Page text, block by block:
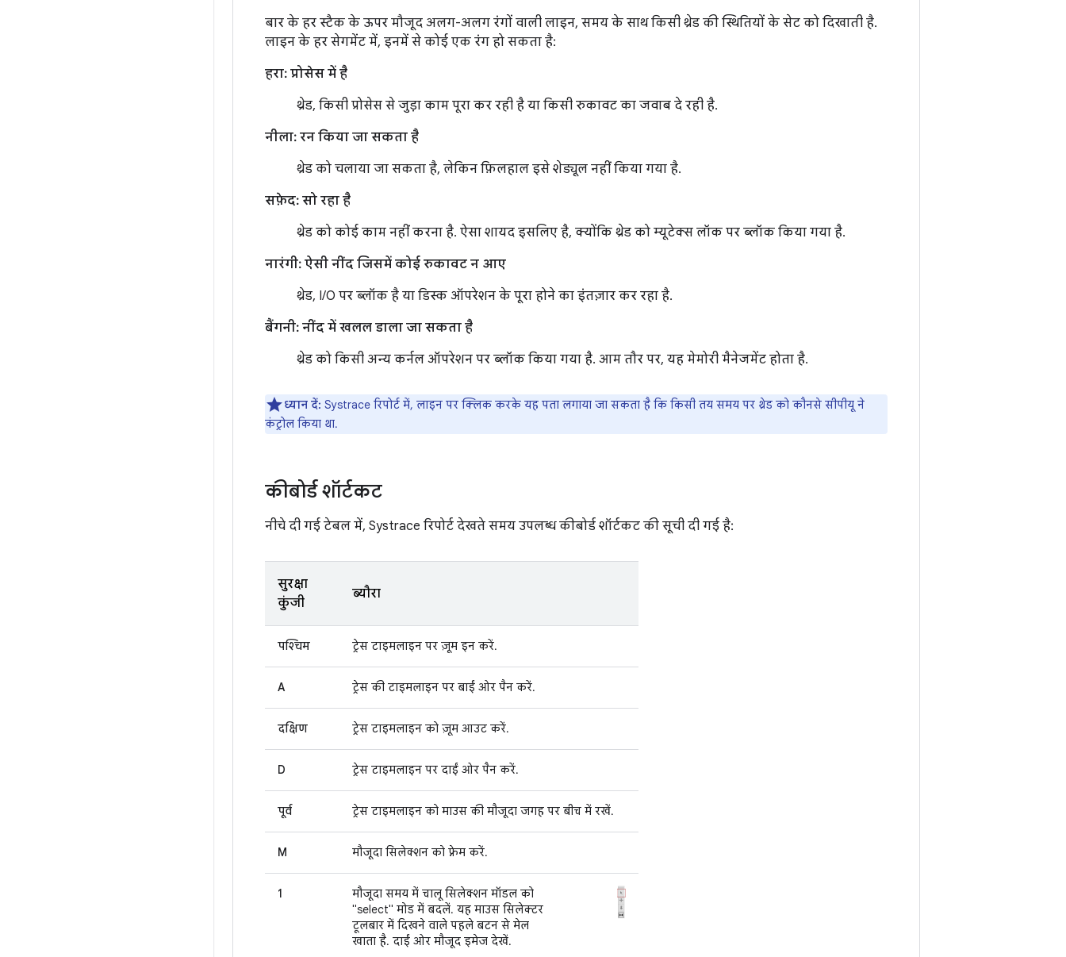
बार के हर स्टैक के ऊपर मौजूद अलग-अलग रंगों वाली लाइन, समय के साथ किसी थ्रेड की स्थितियों के सेट को दिखाती है.
लाइन के हर सेगमेंट में, इनमें से कोई एक रंग हो सकता है:
हरा: प्रोसेस में है
थ्रेड, किसी प्रोसेस से जुड़ा काम पूरा कर रही है या किसी रुकावट का जवाब दे रही है.
नीला: रन किया जा सकता है
थ्रेड को चलाया जा सकता है, लेकिन फ़िलहाल इसे शेड्यूल नहीं किया गया है.
सफ़ेद: सो रहा है
थ्रेड को कोई काम नहीं करना है. ऐसा शायद इसलिए है, क्योंकि थ्रेड को म्यूटेक्स लॉक पर ब्लॉक किया गया है.
नारंगी: ऐसी नींद जिसमें कोई रुकावट न आए
थ्रेड, I/O पर ब्लॉक है या डिस्क ऑपरेशन के पूरा होने का इंतज़ार कर रहा है.
बैंगनी: नींद में खलल डाला जा सकता है
थ्रेड को किसी अन्य कर्नल ऑपरेशन पर ब्लॉक किया गया है. आम तौर पर, यह मेमोरी मैनेजमेंट होता है.
ध्यान दें: Systrace रिपोर्ट में, लाइन पर क्लिक करके यह पता लगाया जा सकता है कि किसी तय समय पर थ्रेड को कौनसे सीपीयू ने
कंट्रोल किया था.
कीबोर्ड शॉर्टकट
नीचे दी गई टेबल में, Systrace रिपोर्ट देखते समय उपलब्ध कीबोर्ड शॉर्टकट की सूची दी गई है:
सुरक्षा
कुंजी
ब्यौरा
पश्चिम ट्रेस टाइमलाइन पर ज़ूम इन करें.
A ट्रेस की टाइमलाइन पर बाईं ओर पैन करें.
दक्षिण ट्रेस टाइमलाइन को ज़ूम आउट करें.
D ट्रेस टाइमलाइन पर दाईं ओर पैन करें.
पूर्व ट्रेस टाइमलाइन को माउस की मौजूदा जगह पर बीच में रखें.
M मौजूदा सिलेक्शन को फ़्रेम करें.
1
मौजूदा समय में चालू सिलेक्शन मॉडल को
"select" मोड में बदलें. यह माउस सिलेक्टर
टूलबार में दिखने वाले पहले बटन से मेल
खाता है. दाईं ओर मौजूद इमेज देखें.